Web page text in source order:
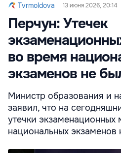
Tvrmoldova 13 июня 2026, 20:14
Перчун: Утечек
во время
экзаменов не
Министр образования и
заявил, что на
утечки
национальных экзаменов